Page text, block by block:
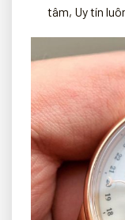
tâm, Uy tín